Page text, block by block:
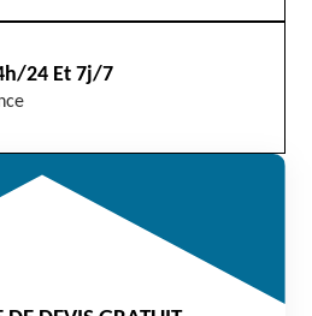
24 Et 7j/7